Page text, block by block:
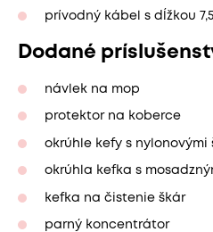
prívodný kábel s dĺžkou
Dodané
návlek na mop
protektor na koberce
okrúhle kefy s nylonovými
okrúhla kefka s
kefka na čistenie škár
parný koncentrátor